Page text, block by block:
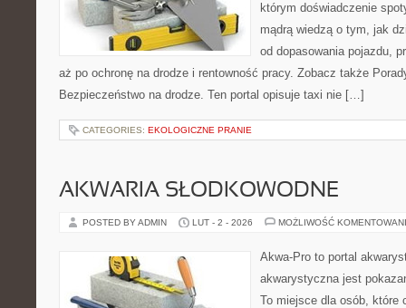
którym doświadczenie
mądrą wiedzą o tym, jak
od dopasowania pojazdu,
aż po ochronę na drodze i rentowność pracy. Zobacz także
Bezpieczeństwo na drodze. Ten portal opisuje taxi nie […]
CATEGORIES: EKOLOGICZNE PRANIE
AKWARIA SŁODKOWODNE
POSTED BY ADMIN LUT - 2 - 2026 MOŻLIWOŚĆ
Akwa-Pro to portal
akwarystyczna jest
To miejsce dla osób, które